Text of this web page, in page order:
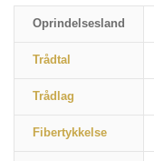
Oprindelsesland
Trådtal
Trådlag
Fibertykkelse